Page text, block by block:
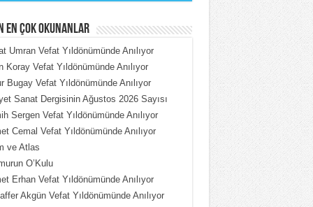
ÇOBAN
Put Dışardaki Maskeler...
EN ÇOK OKUNANLAR
Umran Vefat Yıldönümünde Anılıyor
Koray Vefat Yıldönümünde Anılıyor
Bugay Vefat Yıldönümünde Anılıyor
Sanat Dergisinin Ağustos 2026 Sayısı
Sergen Vefat Yıldönümünde Anılıyor
Cemal Vefat Yıldönümünde Anılıyor
ve Atlas
O’Kulu
Erhan Vefat Yıldönümünde Anılıyor
Akgün Vefat Yıldönümünde Anılıyor